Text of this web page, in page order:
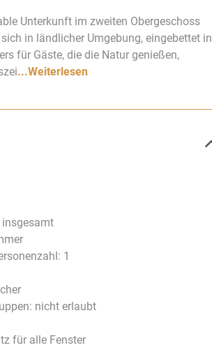
Unterkunft im zweiten Obergeschoss
in ländlicher Umgebung, eingebettet in
für Gäste, die die Natur genießen,
...Weiterlesen
1
nicht erlaubt
für alle Fenster